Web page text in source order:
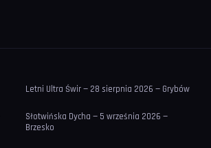
Letni Ultra Świr — 28 sierpnia 2026 — Grybów
Słotwińska Dycha — 5 września 2026 —
Brzesko